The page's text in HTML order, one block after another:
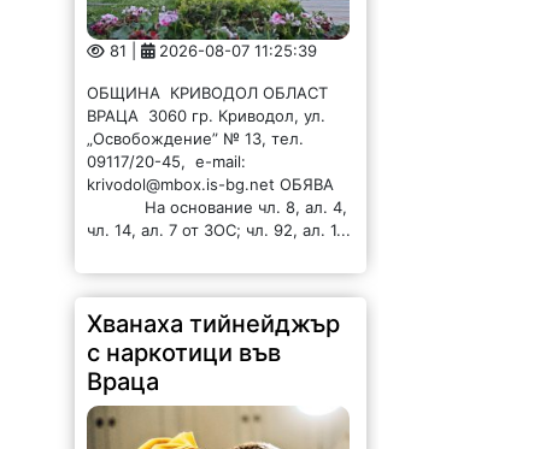
81 | 2026-08-07 11:25:39
ОБЩИНА КРИВОДОЛ ОБЛАСТ
ВРАЦА 3060 гр. Криводол, ул.
„Освобождение” № 13, тел.
09117/20-45, e-mail:
krivodol@mbox.is-bg.net ОБЯВА
На основание чл. 8, ал. 4,
чл. 14, ал. 7 от ЗОС; чл. 92, ал. 1...
Хванаха тийнейджър
с наркотици във
Враца